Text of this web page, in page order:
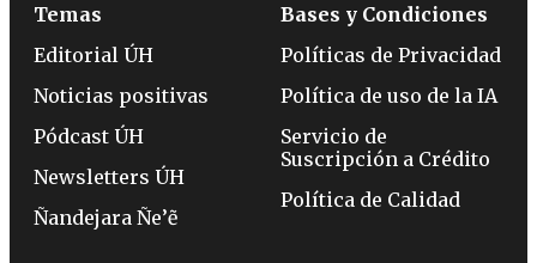
Temas
Editorial ÚH
Noticias positivas
Pódcast ÚH
Newsletters ÚH
Ñandejara Ñe’ẽ
Bases y Condiciones
Políticas de Privacidad
Política de uso de la IA
Servicio de
Suscripción a Crédito
Política de Calidad